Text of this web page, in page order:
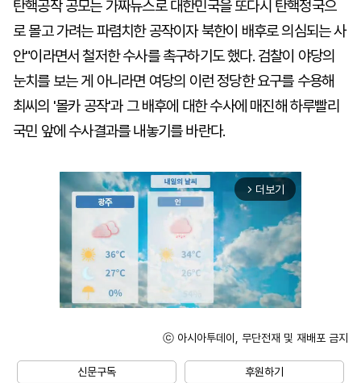
탄핵공작 공모는 가짜뉴스로 대한민국을 또다시 탄핵정국으
로 몰고 가려는 파렴치한 공작이자 북한이 배후로 의심되는 사
안"이라면서 철저한 수사를 촉구하기도 했다. 검찰이 야당의
눈치를 보는 게 아니라면 여당의 이런 정당한 요구를 수용해
최씨의 '몰카 공작'과 그 배후에 대한 수사에 매진해 하루빨리
국민 앞에 수사결과를 내놓기를 바란다.
arrow_forward_ios 더보기
ⓒ 아시아투데이, 무단전재 및 재배포 금지
신문구독 후원하기